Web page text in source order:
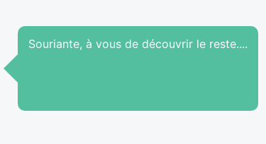
Souriante, à vous de découvrir le reste....